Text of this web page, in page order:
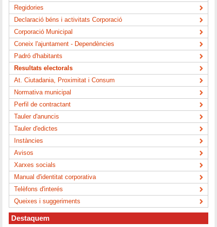
Regidories
Declaració béns i activitats Corporació
Corporació Municipal
Coneix l'ajuntament - Dependències
Padró d'habitants
Resultats electorals
At. Ciutadania, Proximitat i Consum
Normativa municipal
Perfil de contractant
Tauler d'anuncis
Tauler d'edictes
Instàncies
Avisos
Xarxes socials
Manual d'identitat corporativa
Telèfons d'interés
Queixes i suggeriments
Destaquem